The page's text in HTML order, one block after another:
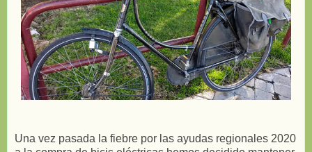
Una vez pasada la fiebre por las ayudas regionales 2020